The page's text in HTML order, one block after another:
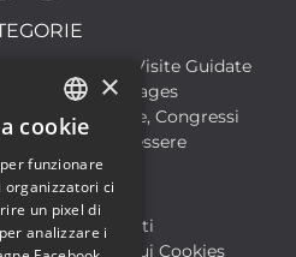
Escursioni & Visite Guidate
Food & Beverages
Meeting, Fiere, Congressi
Salute & Benessere
Archivio Eventi
Informativa sui Cookies
ITALIAN
ENGLISH
×
cookie
funzionare
ci
un pixel di
analizzare i